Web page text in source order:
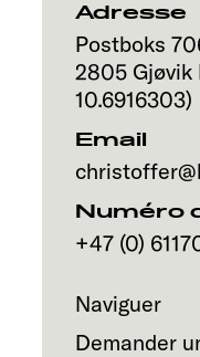
Service
Adresse
Postboks
2805 Gjøvik
10.6916303)
Email
Numéro
+47 (0)
Naviguer
Demander